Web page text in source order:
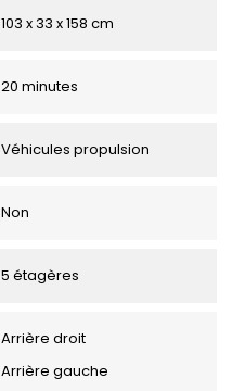
103 x 33 x 158 cm
20 minutes
Véhicules propulsion
Non
5 étagères
Arrière droit
Arrière gauche